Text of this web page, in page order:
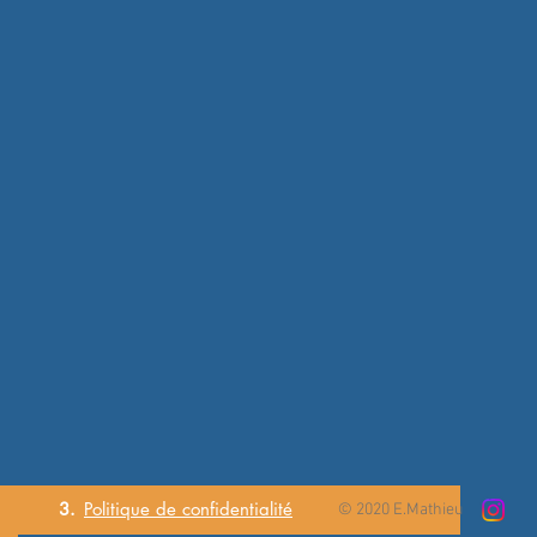
3. Politique de confidentialité © 2020 E.Mathieu